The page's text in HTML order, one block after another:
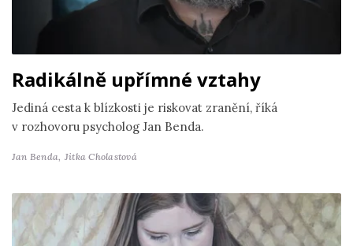
Radikálně upřímné vztahy
Jediná cesta k blízkosti je riskovat zranění, říká
v rozhovoru psycholog Jan Benda.
Jan Benda, Jitka Cholastová